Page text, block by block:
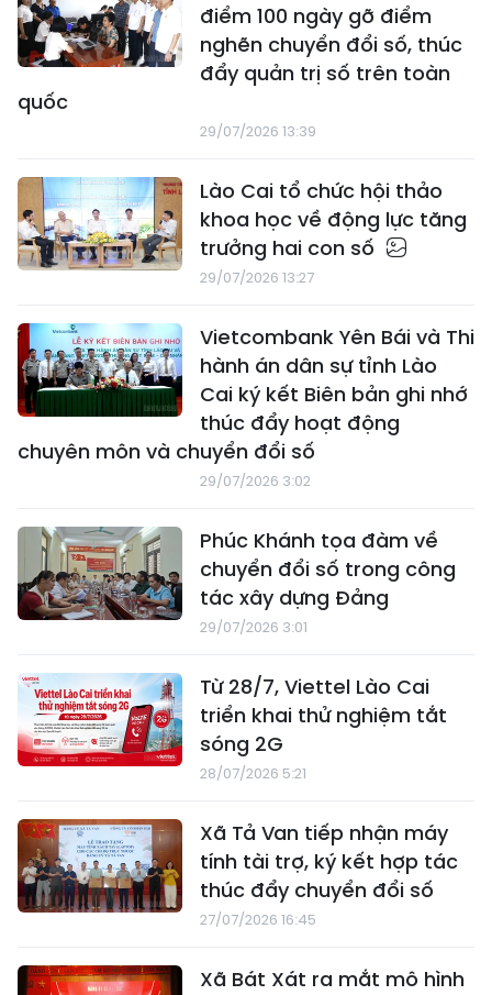
điểm 100 ngày gỡ điểm
nghẽn chuyển đổi số, thúc
đẩy quản trị số trên toàn
quốc
29/07/2026 13:39
Lào Cai tổ chức hội thảo
khoa học về động lực tăng
trưởng hai con số
29/07/2026 13:27
Vietcombank Yên Bái và Thi
hành án dân sự tỉnh Lào
Cai ký kết Biên bản ghi nhớ
thúc đẩy hoạt động
chuyên môn và chuyển đổi số
29/07/2026 3:02
Phúc Khánh tọa đàm về
chuyển đổi số trong công
tác xây dựng Đảng
29/07/2026 3:01
Từ 28/7, Viettel Lào Cai
triển khai thử nghiệm tắt
sóng 2G
28/07/2026 5:21
Xã Tả Van tiếp nhận máy
tính tài trợ, ký kết hợp tác
thúc đẩy chuyển đổi số
27/07/2026 16:45
Xã Bát Xát ra mắt mô hình